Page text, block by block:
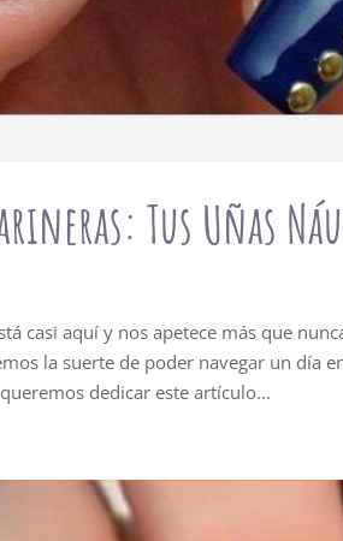
Tus Uñas
casi aquí y nos apetece más que
la suerte de poder navegar un día
dedicar este artículo...